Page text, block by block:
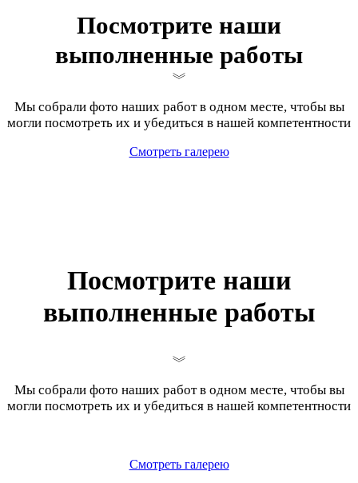
Посмотрите наши
выполненные работы
Мы собрали фото наших работ в одном месте, чтобы вы
могли посмотреть их и убедиться в нашей компетентности
Смотреть галерею
Посмотрите наши
выполненные работы
Мы собрали фото наших работ в одном месте, чтобы вы
могли посмотреть их и убедиться в нашей компетентности
Смотреть галерею